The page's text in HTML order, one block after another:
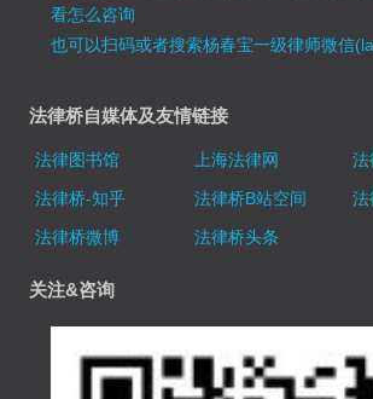
看怎么咨询
也可以扫码或者搜索杨春宝一级律师微信
法律桥自媒体及友情链接
法律图书馆 上海法律网
法
法律桥-知乎
法律桥B站空间
法
法律桥微博
法律桥头条
关注&咨询